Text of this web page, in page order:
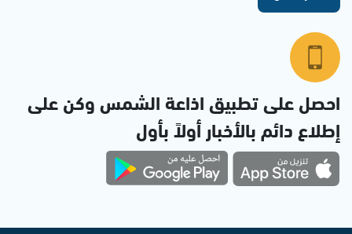
احصل على تطبيق اذاعة الشمس وكن على
إطلاع دائم بالأخبار أولاً بأول